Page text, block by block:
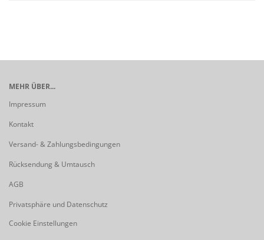
MEHR ÜBER...
Impressum
Kontakt
Versand- & Zahlungsbedingungen
Rücksendung & Umtausch
AGB
Privatsphäre und Datenschutz
Cookie Einstellungen